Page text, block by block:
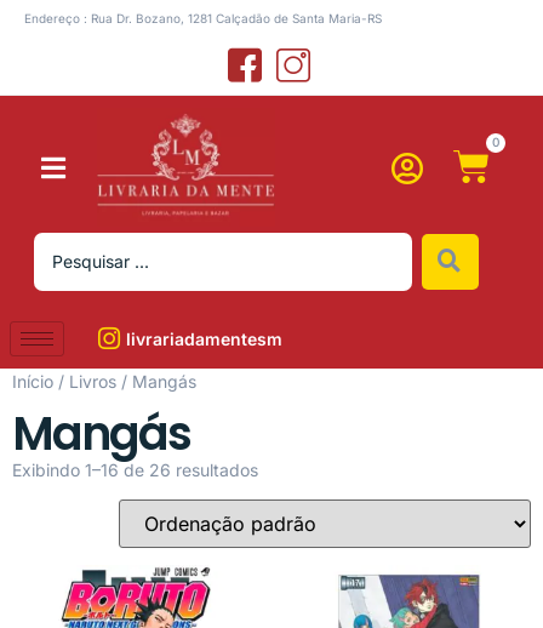
Endereço : Rua Dr. Bozano, 1281 Calçadão de Santa Maria-RS
0
livrariadamentesm
Início / Livros / Mangás
Mangás
Exibindo 1–16 de 26 resultados